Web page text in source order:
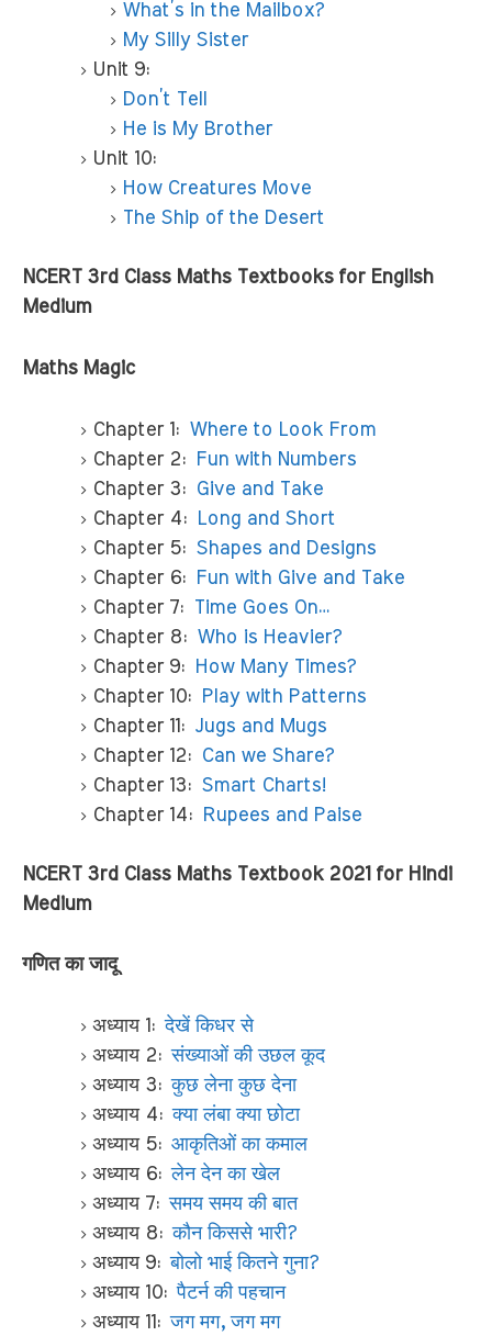
What’s in the Mailbox?
My Silly Sister
Unit 9:
Don’t Tell
He is My Brother
Unit 10:
How Creatures Move
The Ship of the Desert
NCERT 3rd Class Maths Textbooks for English
Medium
Maths Magic
Chapter 1: Where to Look From
Chapter 2:
Fun with Numbers
Chapter 3:
Give and Take
Chapter 4:
Long and Short
Chapter 5: Shapes and Designs
Chapter 6:
Fun with Give and Take
Chapter 7:
Time Goes On…
Chapter 8: Who is Heavier?
Chapter 9:
How Many Times?
Chapter 10:
Play with Patterns
Chapter 11: Jugs and Mugs
Chapter 12:
Can we Share?
Chapter 13: Smart Charts!
Chapter 14:
Rupees and Paise
NCERT 3rd Class Maths Textbook 2021 for Hindi
Medium
गणित का जादू
अध्याय 1:देखें किधर से
अध्याय 2:संख्याओं की उछल कूद
अध्याय 3:कुछ लेना कुछ देना
अध्याय 4:क्या लंबा क्या छोटा
अध्याय 5: आकृतिओं का कमाल
अध्याय 6:लेन देन का खेल
अध्याय 7:समय समय की बात
अध्याय 8:कौन किससे भारी?
अध्याय 9:बोलो भाई कितने गुना?
अध्याय 10:पैटर्न की पहचान
अध्याय 11:जग मग, जग मग